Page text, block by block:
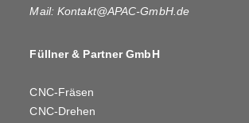
Mail:Kontakt@APAC-GmbH.de
Füllner & Partner GmbH
CNC-Fräsen
CNC-Drehen